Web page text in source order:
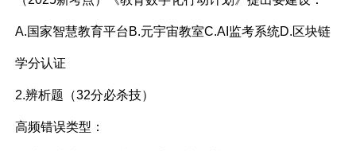
A.国家智慧教育平台B.元宇宙教室C.AI监考系统D.区块链
学分认证
2.辨析题（32分必杀技）
高频错误类型：